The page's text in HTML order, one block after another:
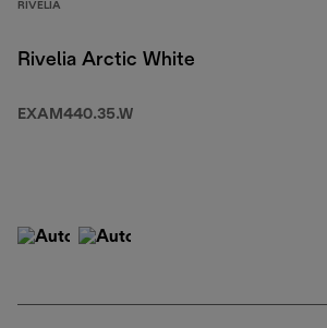
RIVELIA
Rivelia Arctic White
EXAM440.35.W